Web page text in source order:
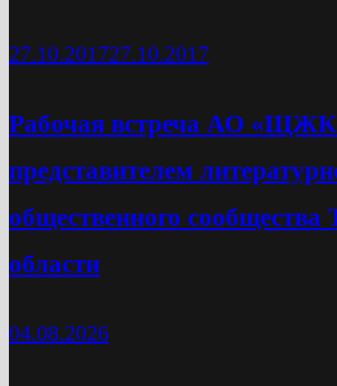
27.10.201727.10.2017
Рабочая встреча АО
представителем
общественного сообщества
области
04.08.2026